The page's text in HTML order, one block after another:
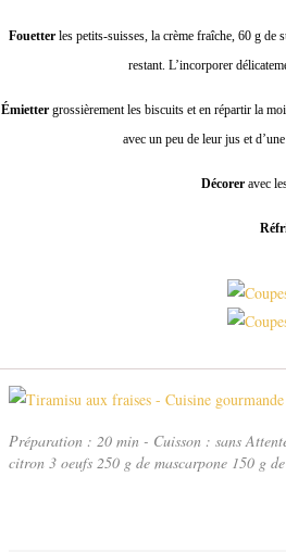
Fouetterles petits-suisses, la crème fraîche, 60 g de
restant. L’incorporer
Émietter grossièrement les biscuits et en répartir la
avec un peu de leur jus et
Décoreravec
Préparation : 20 min - Cuisson : sans
citron 3 oeufs 250 g de mascarpone 150 g